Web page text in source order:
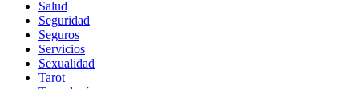
Salud
Seguridad
Seguros
Servicios
Sexualidad
Tarot